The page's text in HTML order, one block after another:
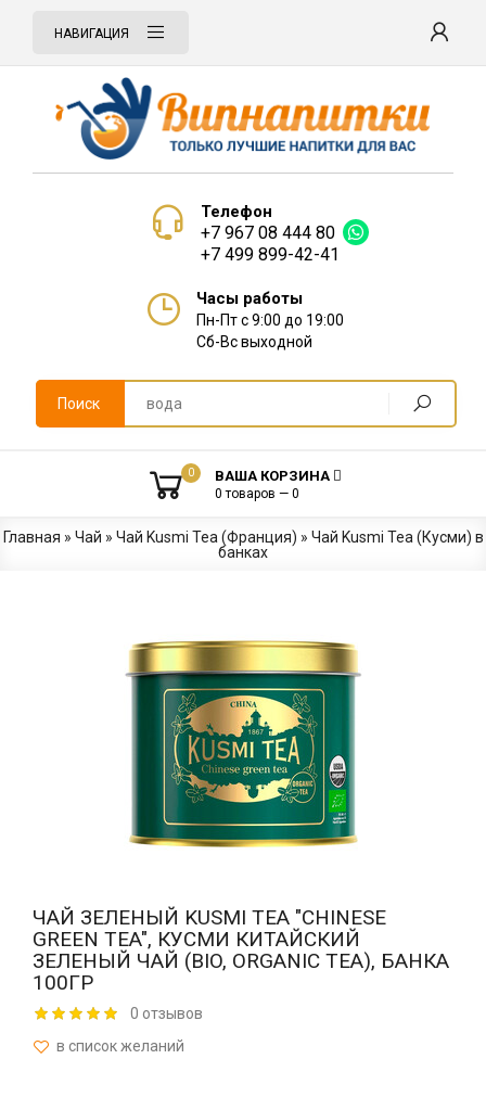
НАВИГАЦИЯ
Телефон
+7 967 08 444 80
+7 499 899-42-41
Часы работы
Пн-Пт с 9:00 до 19:00
Сб-Вс выходной
Поиск
0 ВАША КОРЗИНА
0 товаров — 0
Главная » Чай » Чай Kusmi Tea (Франция) » Чай Kusmi Tea (Кусми) в
банках
ЧАЙ ЗЕЛЕНЫЙ KUSMI TEA "CHINESE
GREEN TEA", КУСМИ КИТАЙСКИЙ
ЗЕЛЕНЫЙ ЧАЙ (BIO, ORGANIC TEA), БАНКА
100ГР
0 отзывов